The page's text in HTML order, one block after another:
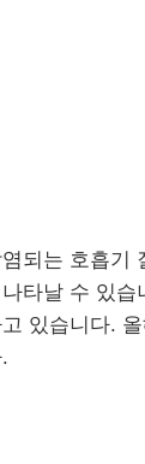
되는 호흡기
타날 수 있
있습니다.